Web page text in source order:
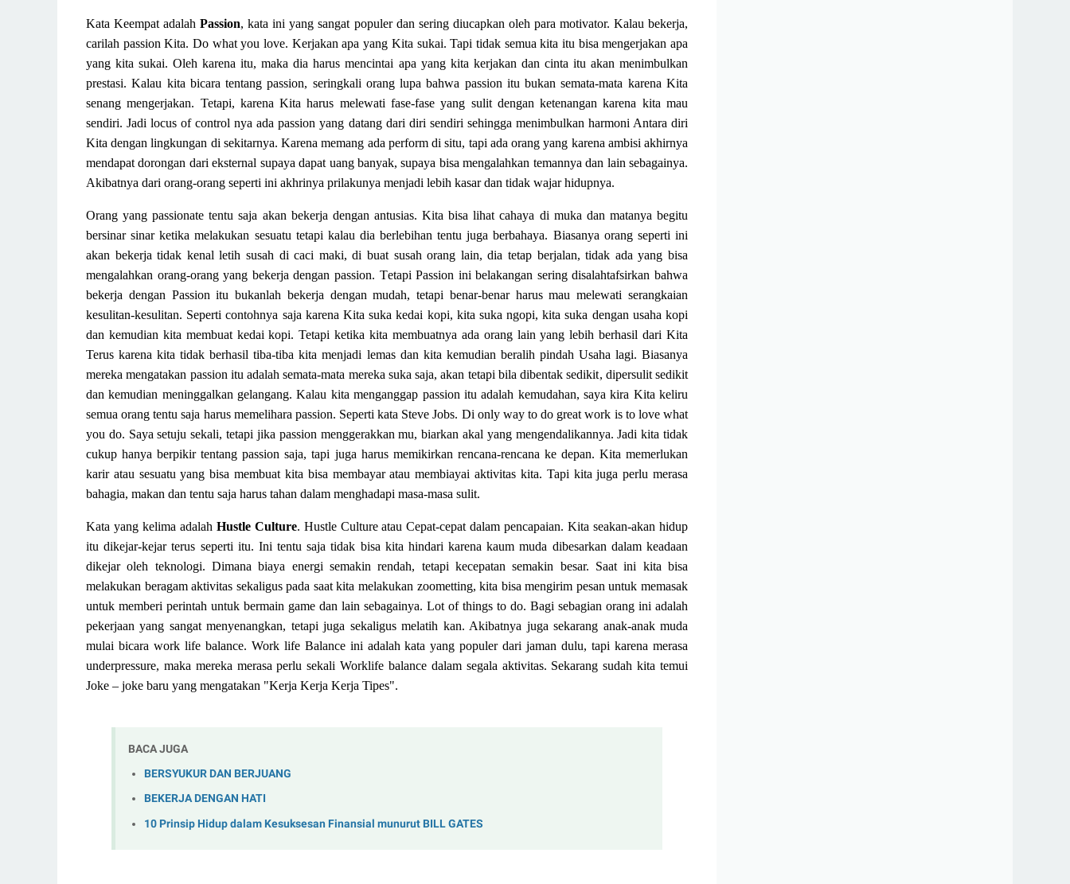
Kata Keempat adalahPassion, kataini yang sangat populer dan sering diucapkan oleh para motivator. Kalau bekerja,
carilah passion Kita.Do what you love. Kerjakan apa yang Kita sukai. Tapi tidak semua kita itu bisa mengerjakan apa
yang kita sukai. Oleh karena itu, maka dia harus mencintai apa yang kita kerjakan dan cinta itu akan menimbulkan
prestasi. Kalau kita bicara tentang passion, seringkali orang lupa bahwa passion itu bukan semata-mata karena Kita
senang mengerjakan. Tetapi, karena Kita harus melewati fase-fase yang sulit dengan ketenangan karena kita mau
sendiri. Jadi locus of control nya adapassion yang datang dari diri sendiri sehingga menimbulkan harmoni Antara diri
Kita dengan lingkungan di sekitarnya. Karena memang ada perform di situ, tapi ada orang yang karena ambisi akhirnya
mendapat dorongan dari eksternal supaya dapat uang banyak, supaya bisa mengalahkan temannya dan lain sebagainya.
Akibatnya dari orang-orang seperti ini akhrinya prilakunya menjadi lebih kasar dan tidak wajar hidupnya.
Orang yang passionate tentu saja akan bekerja dengan antusias. Kita bisa lihat cahaya di muka dan matanya begitu
bersinar sinarketika melakukan sesuatu tetapi kalau dia berlebihan tentu juga berbahaya. Biasanya orang seperti ini
akan bekerja tidak kenal letih susah di caci maki, di buat susah orang lain, dia tetap berjalan, tidak ada yang bisa
mengalahkan orang-orang yang bekerja dengan passion. Tetapi Passion ini belakangan sering disalahtafsirkanbahwa
bekerja dengan Passion itu bukanlah bekerja dengan mudah, tetapi benar-benar harus mau melewati serangkaian
kesulitan-kesulitan. Seperti contohnya saja karena Kita suka kedai kopi, kita suka ngopi,kitasuka dengan usaha kopi
dan kemudian kita membuat kedai kopi. Tetapi ketikakita membuatnya ada orang lain yang lebih berhasil dari Kita
Terus karenakita tidak berhasil tiba-tibakita menjadi lemas dan kita kemudian beralih pindah Usaha lagi. Biasanya
mereka mengatakan passion itu adalah semata-mata mereka suka saja, akan tetapi bila dibentak sedikit, dipersulit sedikit
dankemudian meninggalkan gelangang. Kalau kitamenganggap passion itu adalah kemudahan, saya kira Kita keliru
semua orang tentu saja harus memelihara passion. Seperti kata Steve Jobs. Di only way to do great work is to love what
you do. Saya setuju sekali, tetapi jika passion menggerakkan mu, biarkan akal yang mengendalikannya. Jadi kita tidak
cukup hanya berpikir tentang passion saja, tapi juga harus memikirkan rencana-rencana ke depan. Kita memerlukan
karir atau sesuatu yang bisa membuat kita bisa membayar atau membiayai aktivitas kita. Tapi kita juga perlu merasa
bahagia, makan dan tentu saja harus tahan dalam menghadapi masa-masa sulit.
Kata yang kelima adalah Hustle Culture. Hustle Culture atau Cepat-cepat dalam pencapaian. Kita seakan-akan hidup
itu dikejar-kejar terus seperti itu. Ini tentu saja tidak bisa kita hindari karena kaum muda dibesarkan dalam keadaan
dikejar oleh teknologi. Dimana biaya energi semakin rendah, tetapi kecepatan semakin besar. Saat ini kita bisa
melakukan beragam aktivitas sekaligus pada saatkita melakukan zoometting,kita bisa mengirim pesan untuk memasak
untuk memberi perintah untuk bermain game dan lain sebagainya. Lot of things to do. Bagi sebagian orang ini adalah
pekerjaan yang sangat menyenangkan, tetapi juga sekaligus melatih kan. Akibatnya juga sekarang anak-anak muda
mulai bicara work life balance. Work life Balance ini adalah kata yang populer dari jaman dulu, tapi karena merasa
underpressure, maka mereka merasa perlu sekali Worklife balance dalam segala aktivitas. Sekarang sudah kita temui
Joke – joke baru yang mengatakan "Kerja Kerja Kerja Tipes".
BACA JUGA
BERSYUKUR DAN BERJUANG
BEKERJA DENGAN HATI
10 Prinsip Hidup dalam Kesuksesan Finansial munurut BILL GATES